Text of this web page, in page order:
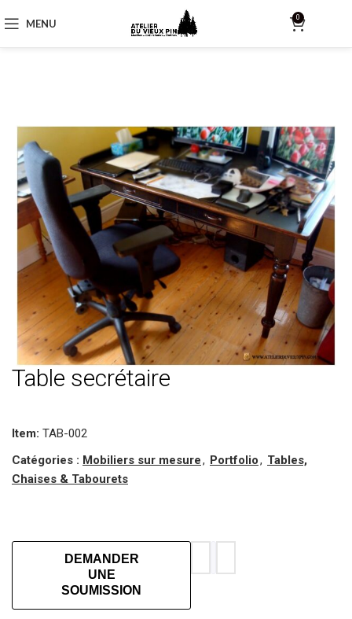
MENU 0
Table secrétaire
Item: TAB-002
Catégories : Mobiliers sur mesure, Portfolio, Tables,
Chaises & Tabourets
DEMANDER
UNE
SOUMISSION